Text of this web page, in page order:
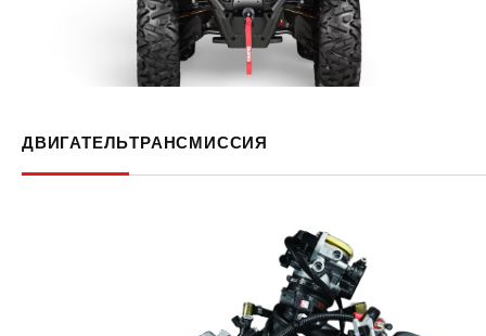
ДВИГАТЕЛЬТРАНСМИССИЯ